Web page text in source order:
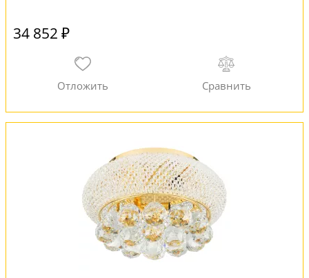
34 852 ₽